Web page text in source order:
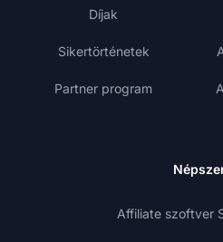
Díjak
Sikertörténetek
Partner program
Affiliate szoftver